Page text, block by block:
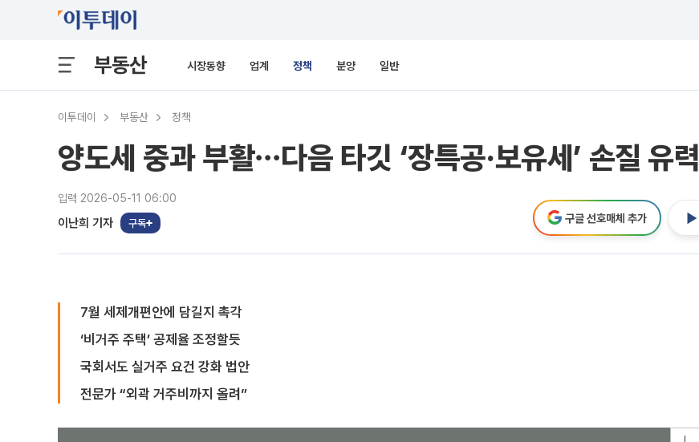
부동산 시장동향 업계 정책 분양 일반
이투데이 부동산 정책
양도세 중과 부활⋯다음 타깃 ‘장특공·보유세’ 손질 유력
입력 2026-05-11 06:00
이난희 기자 구독 구글 선호매체 추가
7월 세제개편안에 담길지 촉각
‘비거주 주택’ 공제율 조정할듯
국회서도 실거주 요건 강화 법안
전문가 “외곽 거주비까지 올려”